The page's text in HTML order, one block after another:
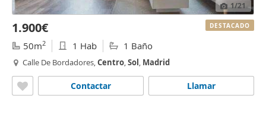
1/21
1.900€
50m2 1 Hab 1 Baño
Calle De Bordadores,Centro,Sol, Madrid
Llamar
Contactar
DESTACADO